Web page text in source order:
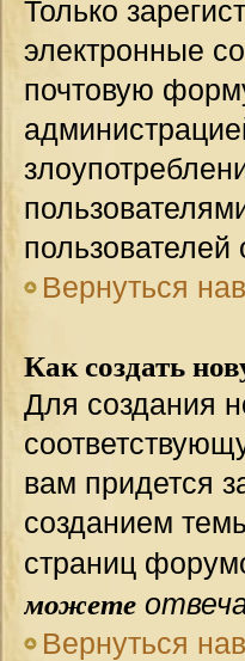
Только
электронные
почтовую
пользователей
Вернуться
Как создать
Для создания
вам придется
созданием
страниц
можете
Вернуться